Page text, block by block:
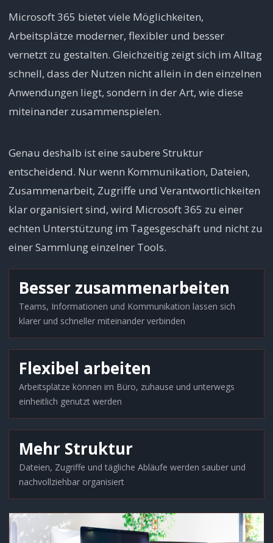
Microsoft 365 bietet viele Möglichkeiten,
Arbeitsplätze moderner, flexibler und besser
vernetzt zu gestalten. Gleichzeitig zeigt sich im Alltag
schnell, dass der Nutzen nicht allein in den einzelnen
Anwendungen liegt, sondern in der Art, wie diese
miteinander zusammenspielen.
Genau deshalb ist eine saubere Struktur
entscheidend. Nur wenn Kommunikation, Dateien,
Zusammenarbeit, Zugriffe und Verantwortlichkeiten
klar organisiert sind, wird Microsoft 365 zu einer
echten Unterstützung im Tagesgeschäft und nicht zu
einer Sammlung einzelner Tools.
Besser zusammenarbeiten
Teams, Informationen und Kommunikation lassen sich
klarer und schneller miteinander verbinden
Flexibel arbeiten
Arbeitsplätze können im Büro, zuhause und unterwegs
einheitlich genutzt werden
Mehr Struktur
Dateien, Zugriffe und tägliche Abläufe werden sauber und
nachvollziehbar organisiert